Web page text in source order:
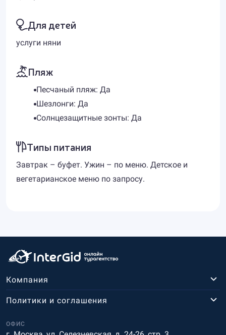
Для детей
услуги няни
Пляж
Песчаный пляж: Да
Шезлонги: Да
Солнцезащитные зонты: Да
Типы питания
Завтрак – буфет. Ужин – по меню. Детское и
вегетарианское меню по запросу.
Компания
ОФИС
Политики и соглашения